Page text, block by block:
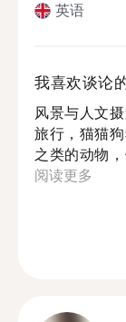
英语
我喜欢谈论
风景与人文
旅行，猫猫
之类的动物
阅读更多